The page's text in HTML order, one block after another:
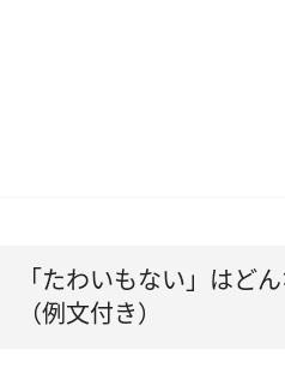
「たわいもない」はど
（例文付き）